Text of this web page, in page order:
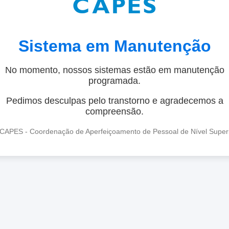
Sistema em Manutenção
No momento, nossos sistemas estão em manutenção
programada.
Pedimos desculpas pelo transtorno e agradecemos a
compreensão.
- Coordenação de Aperfeiçoamento de Pessoal de Nível